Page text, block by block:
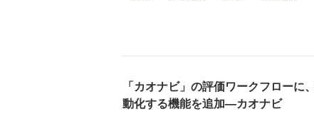
「カオナビ」の評価ワークフローに
動化する機能を追加—カオナビ